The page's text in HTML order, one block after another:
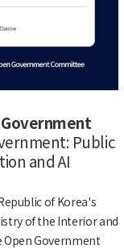
Government
Public
and AI
of Korea's
of the Interior and
Open Government